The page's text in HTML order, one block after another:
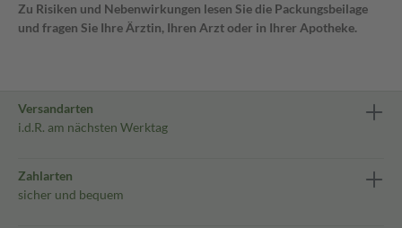
Zu Risiken und Nebenwirkungen lesen Sie die Packungsbeilage
und fragen Sie Ihre Ärztin, Ihren Arzt oder in Ihrer Apotheke.
Versandarten
i.d.R. am nächsten Werktag
Zahlarten
sicher und bequem